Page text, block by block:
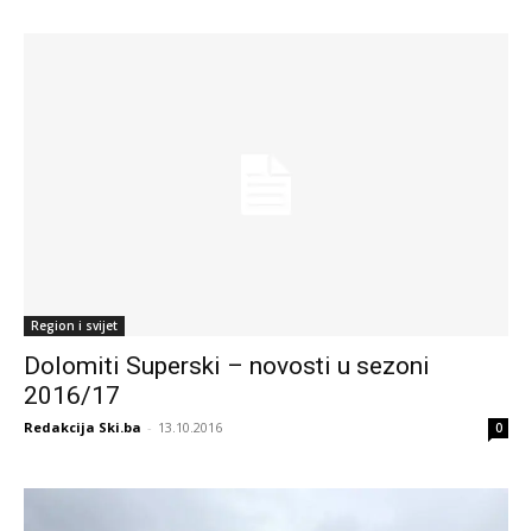
Region i svijet
Dolomiti Superski – novosti u sezoni
2016/17
Redakcija Ski.ba - 13.10.2016 0